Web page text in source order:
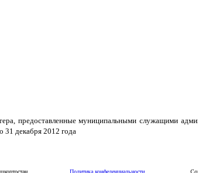
предоставленные муниципальными служащими
31 декабря 2012 года
Башкортостан Политика конфеденциальности